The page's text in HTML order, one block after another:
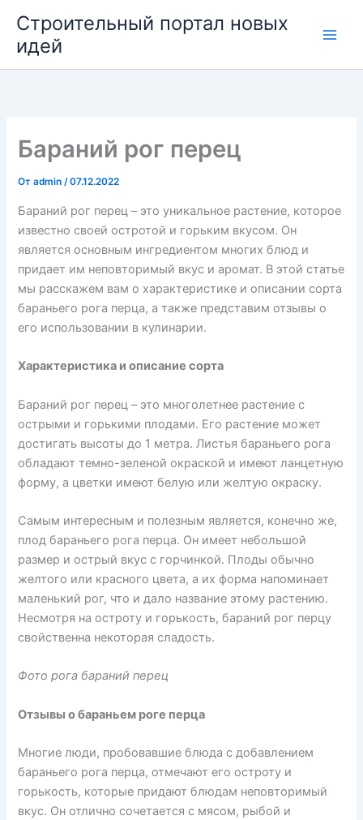
содержимому
Строительный портал новых
идей
Бараний рог перец
Отadmin/07.12.2022
Бараний рог перец – это уникальное растение, которое
известно своей остротой и горьким вкусом. Он
является основным ингредиентом многих блюд и
придает им неповторимый вкус и аромат. В этой статье
мы расскажем вам о характеристике и описании сорта
бараньего рога перца, а также представим отзывы о
его использовании в кулинарии.
Характеристика и описание сорта
Бараний рог перец – это многолетнее растение с
острыми и горькими плодами. Его растение может
достигать высоты до 1 метра. Листья бараньего рога
обладают темно-зеленой окраской и имеют ланцетную
форму, а цветки имеют белую или желтую окраску.
Самым интересным и полезным является, конечно же,
плод бараньего рога перца. Он имеет небольшой
размер и острый вкус с горчинкой. Плоды обычно
желтого или красного цвета, а их форма напоминает
маленький рог, что и дало название этому растению.
Несмотря на остроту и горькость, бараний рог перцу
свойственна некоторая сладость.
Фото рога бараний перец
Отзывы о бараньем роге перца
Многие люди, пробовавшие блюда с добавлением
бараньего рога перца, отмечают его остроту и
горькость, которые придают блюдам неповторимый
вкус. Он отлично сочетается с мясом, рыбой и